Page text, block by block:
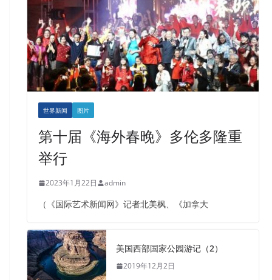
世界新闻 图片
第十届《海外春晚》多伦多隆重
举行
2023年1月22日 admin
（《国际艺术新闻网》记者北美枫、《加拿大
美国西部国家公园游记（2）
2019年12月2日